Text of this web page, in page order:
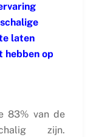
laten
hebben op
83% van de
zijn.